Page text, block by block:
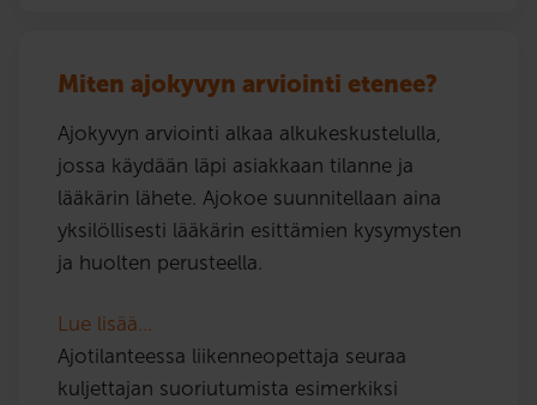
Miten ajokyvyn arviointi etenee?
Ajokyvyn arviointi alkaa alkukeskustelulla,
jossa käydään läpi asiakkaan tilanne ja
lääkärin lähete. Ajokoe suunnitellaan aina
yksilöllisesti lääkärin esittämien kysymysten
ja huolten perusteella.
Lue lisää…
Ajotilanteessa liikenneopettaja seuraa
kuljettajan suoriutumista esimerkiksi